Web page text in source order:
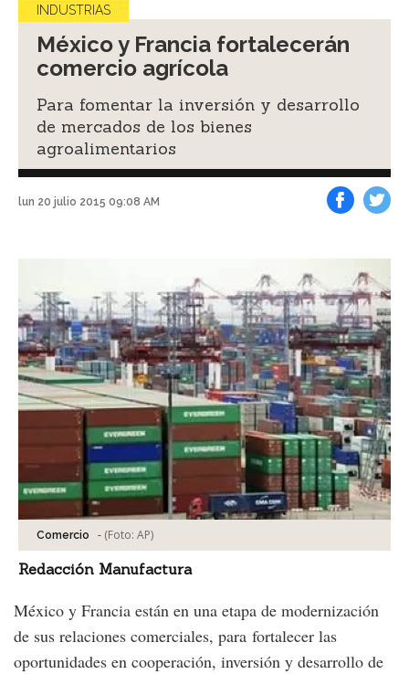
INDUSTRIAS
México y Francia fortalecerán
comercio agrícola
Para fomentar la inversión y desarrollo
de mercados de los bienes
agroalimentarios
lun 20 julio 2015 09:08 AM
Comercio - (Foto: AP)
Redacción Manufactura
México y Francia están en una etapa de modernización
de sus relaciones comerciales, para fortalecer las
oportunidades en cooperación, inversión y desarrollo de